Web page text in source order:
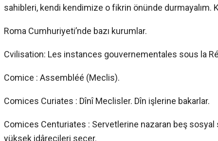
sahibleri, kendi kendimize o fikrin önünde durmayalım.
Roma Cumhuriyeti’nde bazı kurumlar.
Cvilisation: Les instances gouvernementales sous la
Comice : Assembléé (Meclis).
Comices Curiates : Dînî Meclisler. Dîn işlerine bakarlar.
Comices Centuriates : Servetlerine nazaran beş sosyal
yüksek idârecileri seçer.